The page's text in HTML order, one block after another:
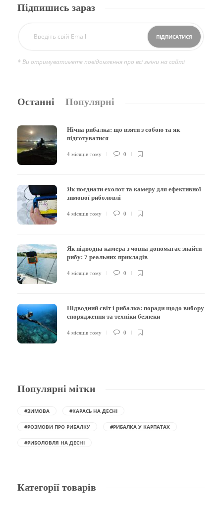
Підпишись зараз
* Ви отримуватимете повідомлення про всі зміни на сайті
Останні Популярні
Нічна рибалка: що взяти з собою та як
підготуватися
4 місяців тому 0
Як поєднати ехолот та камеру для ефективної
зимової риболовлі
4 місяців тому 0
Як підводна камера з човна допомагає знайти
рибу: 7 реальних прикладів
4 місяців тому 0
Підводний світ і рибалка: поради щодо вибору
спорядження та техніки безпеки
4 місяців тому 0
Популярні мітки
#ЗИМОВА #КАРАСЬ НА ДЕСНІ
#РОЗМОВИ ПРО РИБАЛКУ #РИБАЛКА У КАРПАТАХ
#РИБОЛОВЛЯ НА ДЕСНІ
Категорії товарів